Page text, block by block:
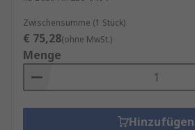
Zwischensumme (1 Stück)
€ 75,28(ohne MwSt.)
Menge
Hinzufügen